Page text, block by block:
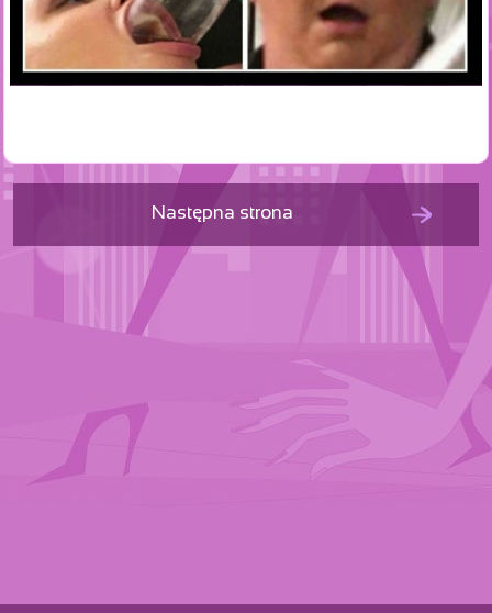
Następna strona